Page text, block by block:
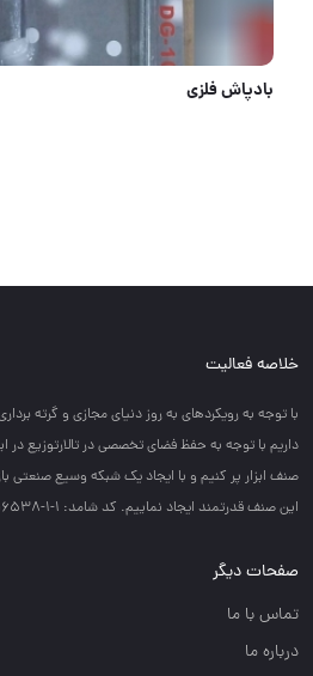
دریل شارژی
خلاصه فعالیت
با توجه به رويكردهاي به روز دنياي مجازي و گرته
داريم با توجه به حفظ فضاي تخصصي در تالارتوزيع در
صنف ابزار پر كنيم و با ايجاد يك شبكه وسيع صنعتي
اين صنف قدرتمند ايجاد نماييم. کد شامد: 1-1-756538-65-0-2
صفحات دیگر
تماس با ما
درباره ما